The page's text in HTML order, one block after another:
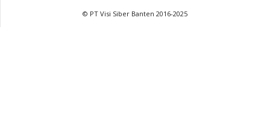
© PT Visi Siber Banten 2016-2025